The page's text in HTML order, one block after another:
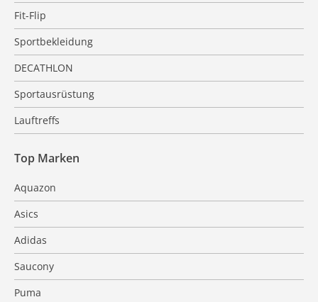
Fit-Flip
Sportbekleidung
DECATHLON
Sportausrüstung
Lauftreffs
Top Marken
Aquazon
Asics
Adidas
Saucony
Puma